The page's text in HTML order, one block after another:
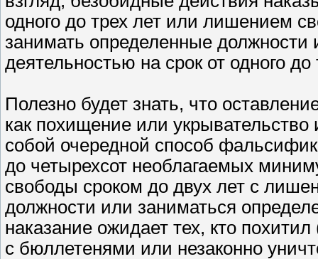
одного до трех лет или лишением
занимать определенные должности
деятельностью на срок от одного до
Полезно будет знать, что
как похищение или укрывательство
собой очередной способ
до четырехсот необлагаемых
свободы сроком до двух лет с
должности или заниматься
наказание ожидает тех, кто
с бюллетенями или незаконно